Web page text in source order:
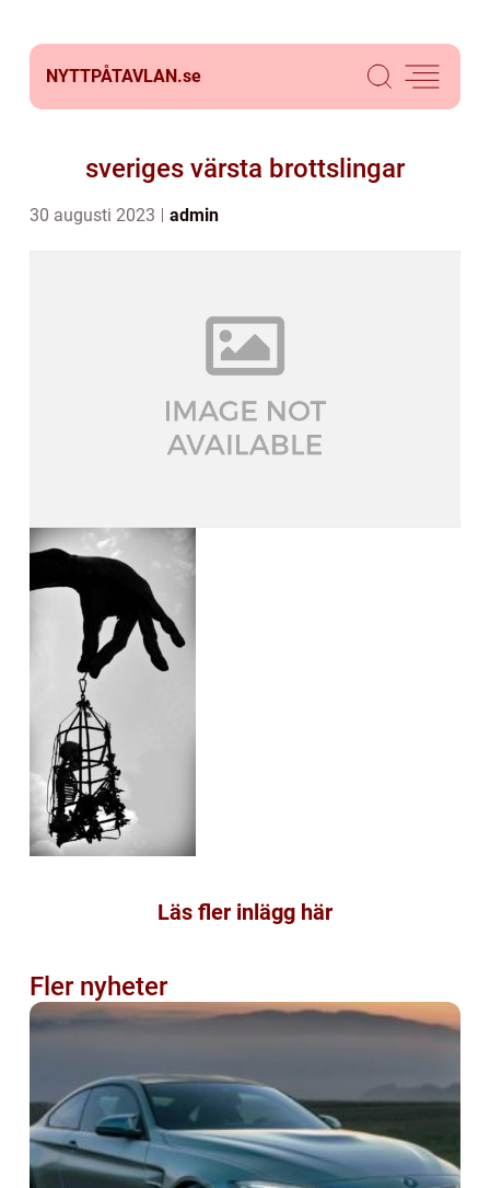
NYTTPÅTAVLAN.se
sveriges värsta brottslingar
30 augusti 2023 admin
Läs fler inlägg här
Fler nyheter